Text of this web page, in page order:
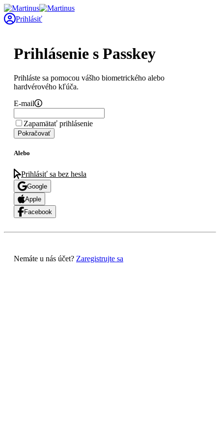
Prihlásiť
Prihlásenie s Passkey
Prihláste sa pomocou vášho biometrického alebo
hardvérového kľúča.
E-mail
Zapamätať prihlásenie
Pokračovať
Alebo
Prihlásiť sa bez hesla
Google
Apple
Facebook
Nemáte u nás účet? Zaregistrujte sa